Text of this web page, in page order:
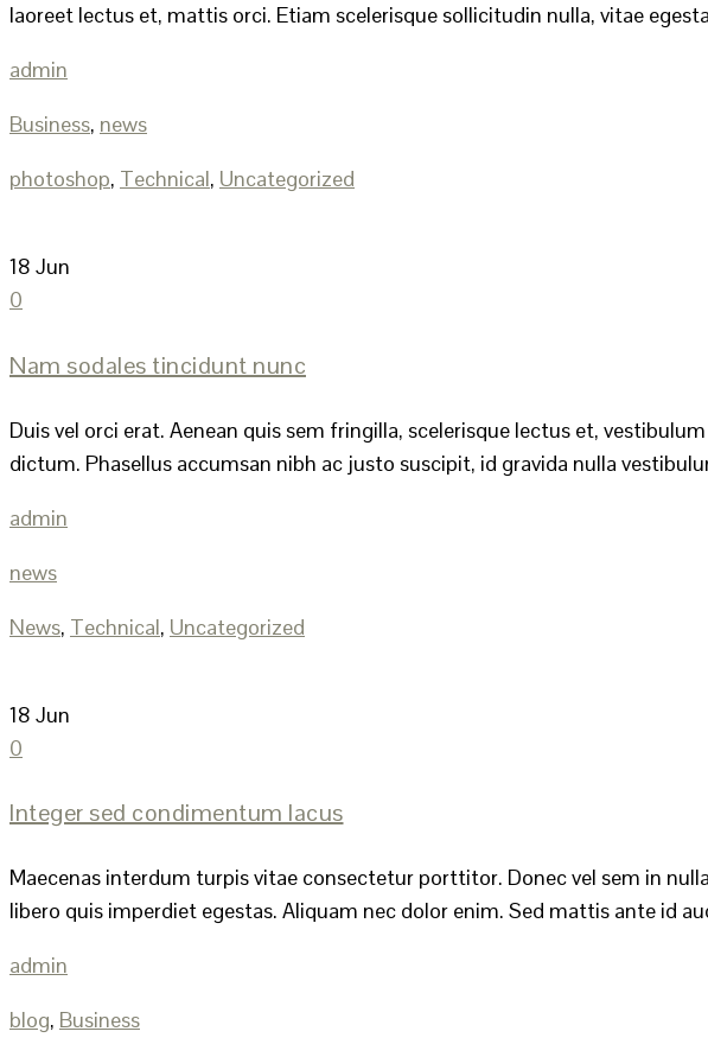
laoreet lectus et, mattis orci. Etiam scelerisque sollicitudin nulla, vitae
admin
Business, news
photoshop, Technical, Uncategorized
18 Jun
0
Nam sodales tincidunt nunc
Duis vel orci erat. Aenean quis sem fringilla, scelerisque lectus et,
dictum. Phasellus accumsan nibh ac justo suscipit, id gravida nulla
admin
news
News, Technical, Uncategorized
18 Jun
0
Integer sed condimentum lacus
Maecenas interdum turpis vitae consectetur porttitor. Donec vel sem in
libero quis imperdiet egestas. Aliquam nec dolor enim. Sed mattis ante id
admin
blog, Business